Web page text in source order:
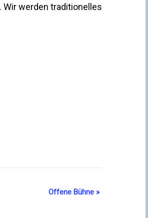
Wir werden traditionelles
Offene Bühne »